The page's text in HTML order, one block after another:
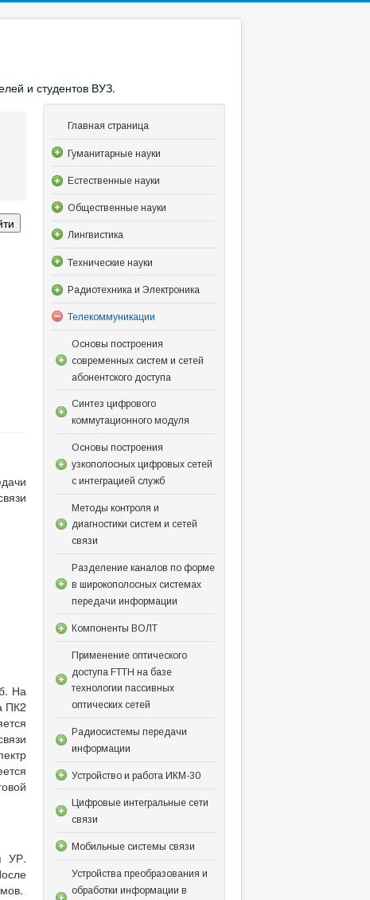
и студентов ВУЗ.
На
ПК2
УР.
Главная страница
Гуманитарные науки
Естественные науки
Общественные науки
Лингвистика
Технические науки
Радиотехника и Электроника
Телекоммуникации
Основы построения
современных систем и сетей
абонентского доступа
Синтез цифрового
коммутационного модуля
Основы построения
узкополосных цифровых сетей
с интеграцией служб
Методы контроля и
диагностики систем и сетей
связи
Разделение каналов по форме
в широкополосных системах
передачи информации
Компоненты ВОЛТ
Применение оптического
доступа FTTH на базе
технологии пассивных
оптических сетей
Радиосистемы передачи
информации
Устройство и работа ИКМ-30
Цифровые интегральные сети
связи
Мобильные системы связи
Устройства преобразования и
обработки информации в